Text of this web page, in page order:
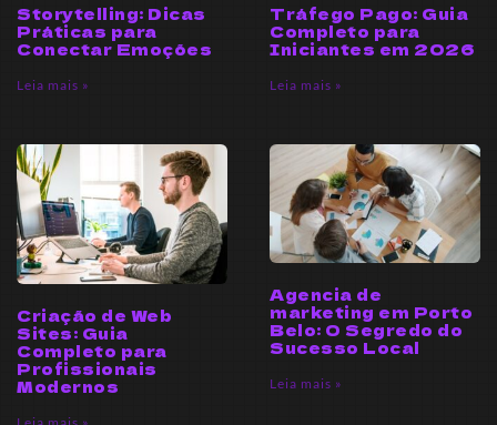
Storytelling: Dicas
Práticas para
Conectar Emoções
Leia mais »
Tráfego Pago: Guia
Completo para
Iniciantes em 2026
Leia mais »
Criação de Web
Sites: Guia
Completo para
Profissionais
Modernos
Agencia de
marketing em Porto
Belo: O Segredo do
Sucesso Local
Leia mais »